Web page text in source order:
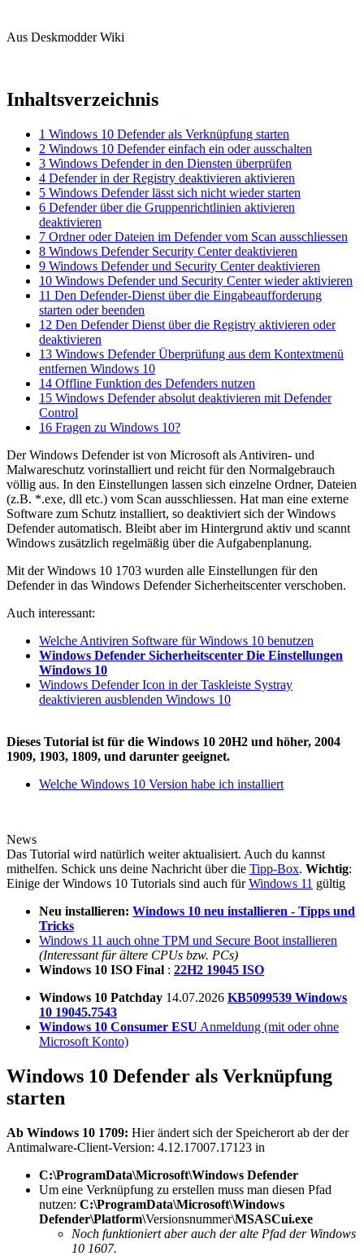
Aus Deskmodder Wiki
Inhaltsverzeichnis
1 Windows 10 Defender als Verknüpfung starten
2 Windows 10 Defender einfach ein oder ausschalten
3 Windows Defender in den Diensten überprüfen
4 Defender in der Registry deaktivieren aktivieren
5 Windows Defender lässt sich nicht wieder starten
6 Defender über die Gruppenrichtlinien aktivieren
deaktivieren
7 Ordner oder Dateien im Defender vom Scan ausschliessen
8 Windows Defender Security Center deaktivieren
9 Windows Defender und Security Center deaktivieren
10 Windows Defender und Security Center wieder aktivieren
11 Den Defender-Dienst über die Eingabeaufforderung
starten oder beenden
12 Den Defender Dienst über die Registry aktivieren oder
deaktivieren
13 Windows Defender Überprüfung aus dem Kontextmenü
entfernen Windows 10
14 Offline Funktion des Defenders nutzen
15 Windows Defender absolut deaktivieren mit Defender
Control
16 Fragen zu Windows 10?
Der Windows Defender ist von Microsoft als Antiviren- und
Malwareschutz vorinstalliert und reicht für den Normalgebrauch
völlig aus. In den Einstellungen lassen sich einzelne Ordner, Dateien
(z.B. *.exe, dll etc.) vom Scan ausschliessen. Hat man eine externe
Software zum Schutz installiert, so deaktiviert sich der Windows
Defender automatisch. Bleibt aber im Hintergrund aktiv und scannt
Windows zusätzlich regelmäßig über die Aufgabenplanung.
Mit der Windows 10 1703 wurden alle Einstellungen für den
Defender in das Windows Defender Sicherheitscenter verschoben.
Auch interessant:
Welche Antiviren Software für Windows 10 benutzen
Windows Defender Sicherheitscenter Die Einstellungen
Windows 10
Windows Defender Icon in der Taskleiste Systray
deaktivieren ausblenden Windows 10
Dieses Tutorial ist für die Windows 10 20H2 und höher, 2004
1909, 1903, 1809, und darunter geeignet.
Welche Windows 10 Version habe ich installiert
News
Das Tutorial wird natürlich weiter aktualisiert. Auch du kannst
mithelfen. Schick uns deine Nachricht über die Tipp-Box. Wichtig:
Einige der Windows 10 Tutorials sind auch fürWindows 11 gültig
Neu installieren: Windows 10 neu installieren - Tipps und
Tricks
Windows 11 auch ohne TPM und Secure Boot installieren
(Interessant für ältere CPUs bzw. PCs)
Windows 10 ISO Final : 22H2 19045 ISO
Windows 10 Patchday 14.07.2026 KB5099539 Windows
10 19045.7543
Windows 10 Consumer ESU Anmeldung (mit oder ohne
Microsoft Konto)
Windows 10 Defender als Verknüpfung
starten
Ab Windows 10 1709: Hier ändert sich der Speicherort ab der der
Antimalware-Client-Version: 4.12.17007.17123 in
C:\ProgramData\Microsoft\Windows Defender
Um eine Verknüpfung zu erstellen muss man diesen Pfad
nutzen: C:\ProgramData\Microsoft\Windows
Defender\Platform\Versionsnummer\MSASCui.exe
Noch funktioniert aber auch der alte Pfad der Windows
10 1607.